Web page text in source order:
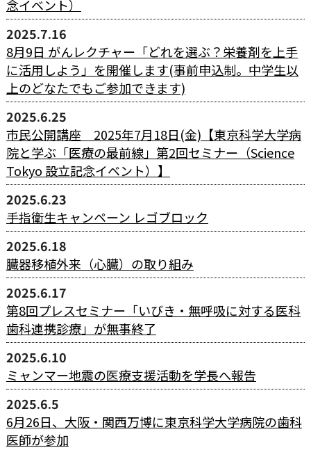
念イベント）
2025.7.16
8月9日 がんレクチャー「どれを選ぶ？栄養剤を上手
に活用しよう」を開催します(事前申込制。中学生以
上のどなたでもご参加できます)
2025.6.25
市民公開講座 2025年7月18日(金)【東京科学大学病
院と学ぶ「医療の最前線」第2回セミナー（Science
Tokyo 設立記念イベント）】
2025.6.23
手指衛生キャンペーン レゴブロック
2025.6.18
臓器移植外来（心臓）の取り組み
2025.6.17
第8回プレスセミナー「いびき・無呼吸に対する医科
歯科連携診療」が無事終了
2025.6.10
ミャンマー地震の医療支援活動を学長へ報告
2025.6.5
6月26日、大阪・関西万博に東京科学大学病院の歯科
医師が参加